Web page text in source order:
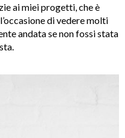
ai miei progetti, che è
di vedere molti
andata se non fossi stata